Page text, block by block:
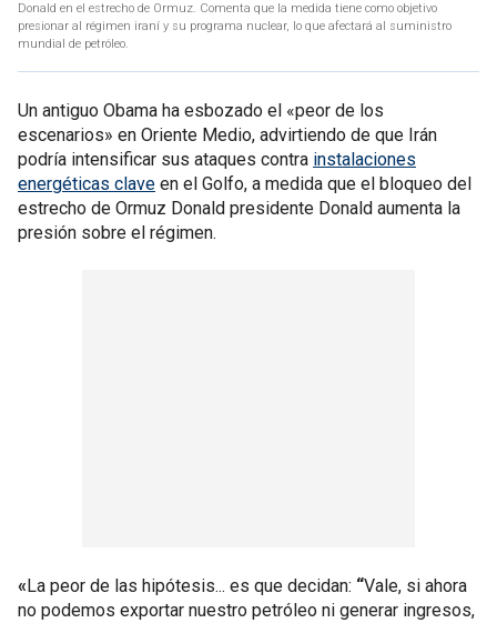
Donald en el estrecho de Ormuz. Comenta que la medida tiene como objetivo
presionar al régimen iraní y su programa nuclear, lo que afectará al suministro
mundial de petróleo.
Un antiguo Obama ha esbozado el «peor de los
escenarios» en Oriente Medio, advirtiendo de que Irán
podría intensificar sus ataques contra instalaciones
energéticas clave en el Golfo, a medida que el bloqueo del
estrecho de Ormuz Donald presidente Donald aumenta la
presión sobre el régimen.
«La peor de las hipótesis... es que decidan: “Vale, si ahora
no podemos exportar nuestro petróleo ni generar ingresos,